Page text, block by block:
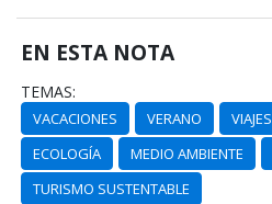
EN ESTA NOTA
TEMAS:
VACACIONES VERANO VIAJES
ECOLOGÍA
MEDIO AMBIENTE
TURISMO SUSTENTABLE